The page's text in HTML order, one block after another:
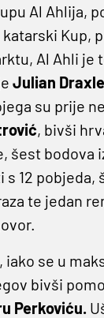
Al Ahlija,
Kup,
Al Ahli je
Julian
su prije
, bivši
šest bodova
12 pobjeda,
te jedan
iako se u
bivši
Perkoviću.